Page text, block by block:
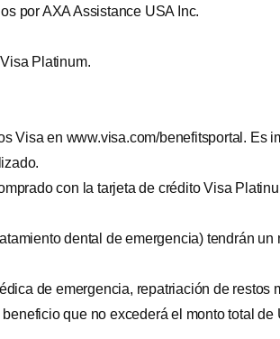
por AXA Assistance USA Inc.
Platinum.
Visa en www.visa.com/benefitsportal . Es
con la tarjeta de crédito Visa
dental de emergencia) tendrán
de emergencia, repatriación de restos
que no excederá el monto total de